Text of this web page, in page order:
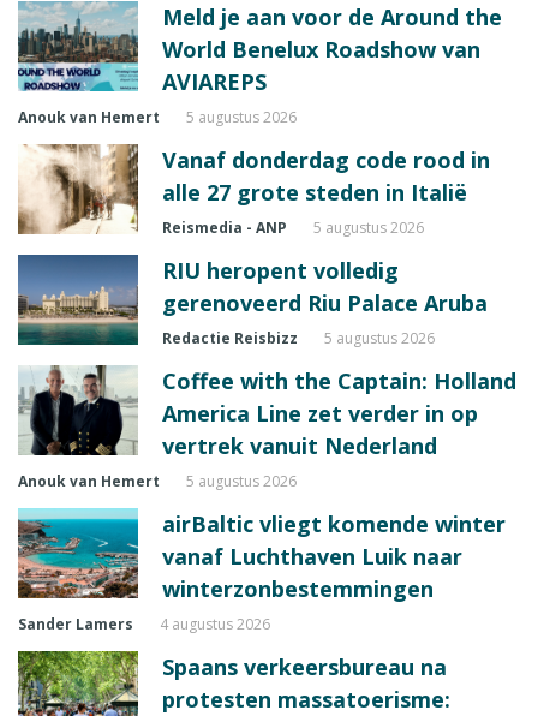
Meld je aan voor de Around the
World Benelux Roadshow van
AVIAREPS
Anouk van Hemert 5 augustus 2026
Vanaf donderdag code rood in
alle 27 grote steden in Italië
Reismedia - ANP 5 augustus 2026
RIU heropent volledig
gerenoveerd Riu Palace Aruba
Redactie Reisbizz 5 augustus 2026
Coffee with the Captain: Holland
America Line zet verder in op
vertrek vanuit Nederland
Anouk van Hemert 5 augustus 2026
airBaltic vliegt komende winter
vanaf Luchthaven Luik naar
winterzonbestemmingen
Sander Lamers 4 augustus 2026
Spaans verkeersbureau na
protesten massatoerisme: